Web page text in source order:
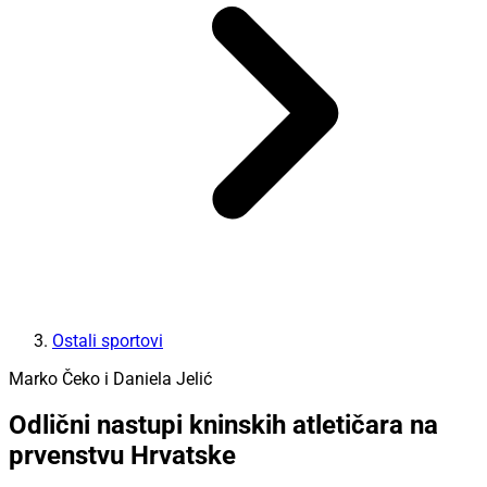
Ostali sportovi
Marko Čeko i Daniela Jelić
Odlični nastupi kninskih atletičara na
prvenstvu Hrvatske